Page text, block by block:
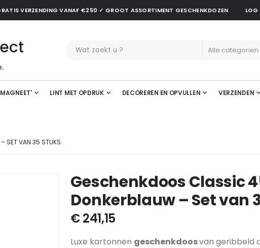
VERZENDING VANAF €250 ✓ GROOT ASSORTIMENT GESCHENKDOZEN LOG
LINT MET OPDRUK DECOREREN EN OPVULLEN VERZENDEN
SET VAN 35 STUKS.
Geschenkdoos Classic
Donkerblauw – Set van
€ 241,15
Luxe kartonnen geschenkdoosvan geribbeld